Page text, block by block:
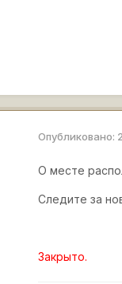
Опубликовано:
О месте
Следите за
Закрыто.